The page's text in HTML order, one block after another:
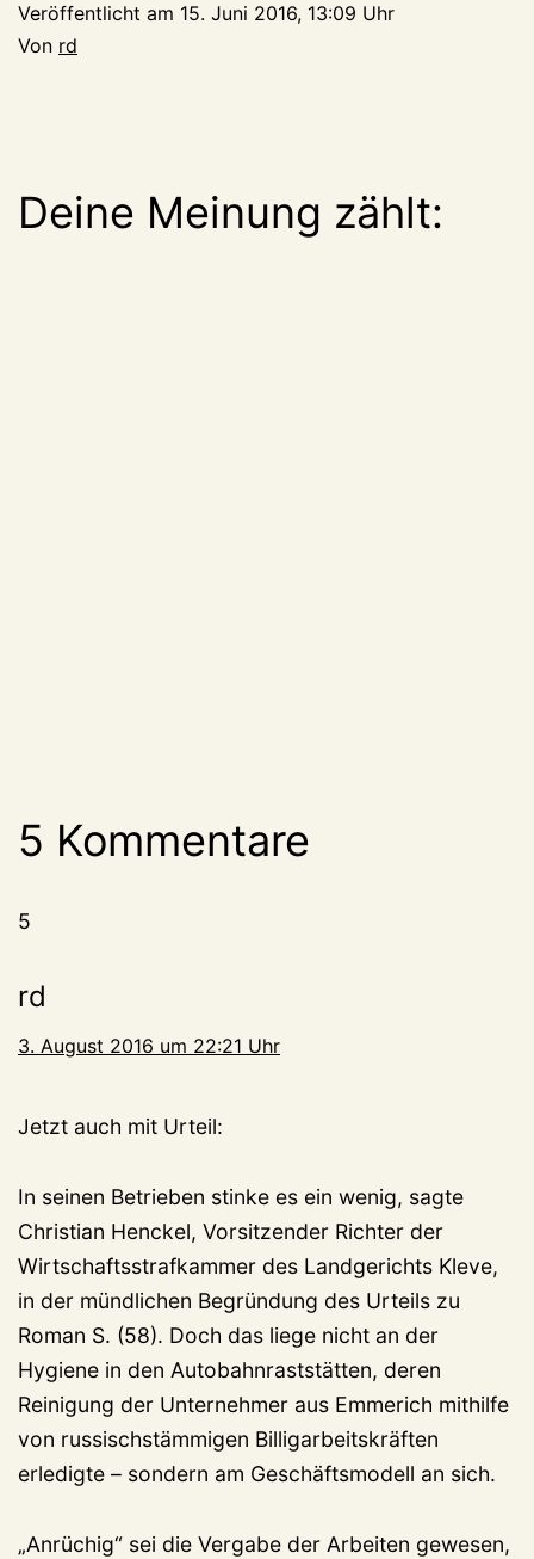
Veröffentlicht am 15. Juni 2016, 13:09 Uhr
Von rd
Deine Meinung zählt:
5 Kommentare
5
rd
3. August 2016 um 22:21 Uhr
Jetzt auch mit Urteil:
In seinen Betrieben stinke es ein wenig, sagte
Christian Henckel, Vorsitzender Richter der
Wirtschaftsstrafkammer des Landgerichts Kleve,
in der mündlichen Begründung des Urteils zu
Roman S. (58). Doch das liege nicht an der
Hygiene in den Autobahnraststätten, deren
Reinigung der Unternehmer aus Emmerich mithilfe
von russischstämmigen Billigarbeitskräften
erledigte – sondern am Geschäftsmodell an sich.
„Anrüchig“ sei die Vergabe der Arbeiten gewesen,